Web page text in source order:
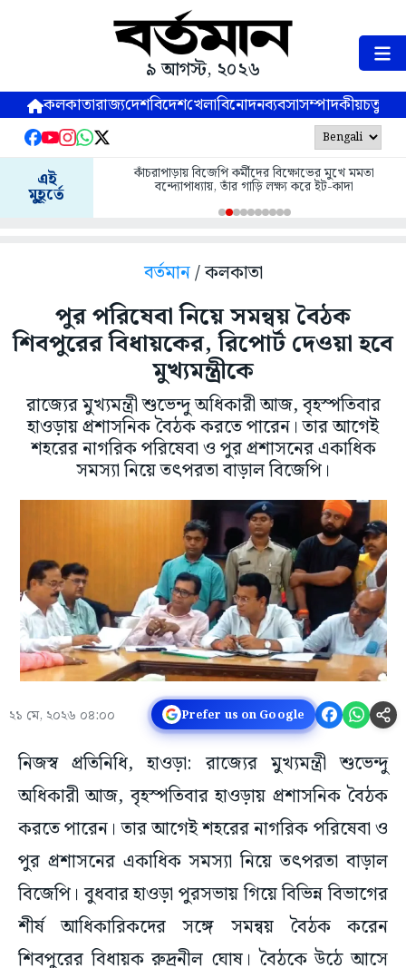
৯ আগস্ট, ২০২৬
কলকাতারাজ্যদেশবিদেশখেলাবিনোদনব্যবসাসম্পাদকীয়
এই
মুহূর্তে
কাঁচরাপাড়ায় বিজেপি কর্মীদের বিক্ষোভের মুখে মমতা
বন্দ্যোপাধ্যায়, তাঁর গাড়ি লক্ষ্য করে ইট-কাদা
বর্তমান/ কলকাতা
পুর পরিষেবা নিয়ে সমন্বয় বৈঠক
শিবপুরের বিধায়কের, রিপোর্ট দেওয়া হবে
মুখ্যমন্ত্রীকে
রাজ্যের মুখ্যমন্ত্রী শুভেন্দু অধিকারী আজ, বৃহস্পতিবার
হাওড়ায় প্রশাসনিক বৈঠক করতে পারেন। তার আগেই
শহরের নাগরিক পরিষেবা ও পুর প্রশাসনের একাধিক
সমস্যা নিয়ে তৎপরতা বাড়াল বিজেপি।
২১ মে, ২০২৬ ০৪:০০ Prefer us on Google
নিজস্ব প্রতিনিধি, হাওড়া: রাজ্যের মুখ্যমন্ত্রী শুভেন্দু
অধিকারী আজ, বৃহস্পতিবার হাওড়ায় প্রশাসনিক বৈঠক
করতে পারেন। তার আগেই শহরের নাগরিক পরিষেবা ও
পুর প্রশাসনের একাধিক সমস্যা নিয়ে তৎপরতা বাড়াল
বিজেপি। বুধবার হাওড়া পুরসভায় গিয়ে বিভিন্ন বিভাগের
শীর্ষ আধিকারিকদের সঙ্গে সমন্বয় বৈঠক করেন
শিবপুরের বিধায়ক রুদ্রনীল ঘোষ। বৈঠকে উঠে আসে